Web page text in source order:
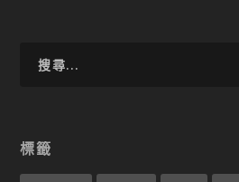
標籤